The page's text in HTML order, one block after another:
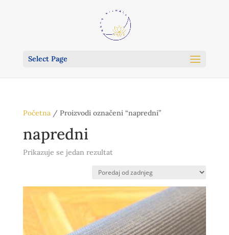
Select Page
Početna/ Proizvodi označeni “napredni”
napredni
Prikazuje se jedan rezultat